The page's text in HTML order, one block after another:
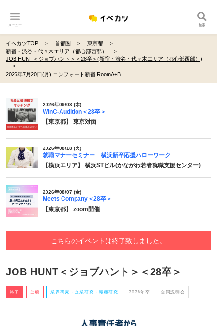
メニュー 検索
イベカツTOP 首都圏
東京都
新宿・渋谷・代々木エリア（都心部西部）
JOB HUNT＜ジョブハント＞＜28卒＞(新宿・渋谷・代々木エリア（都心部西部）)
2026年7月20日(月) コンフォート新宿 RoomA+B
2026年09/03 (木)
WinC-Audition＜28卒＞
【東京都】 東京対面
2026年08/18 (火)
就職マナーセミナー 横浜新卒応援ハローワーク
【横浜エリア】 横浜STビル(かながわ若者就職支援センター)
2026年08/07 (金)
Meets Company＜28卒＞
【東京都】 zoom開催
こちらのイベントは終了致しました。
JOB HUNT＜ジョブハント＞＜28卒＞
終了 全般 業界研究・企業研究・職種研究 2028年卒 合同説明会